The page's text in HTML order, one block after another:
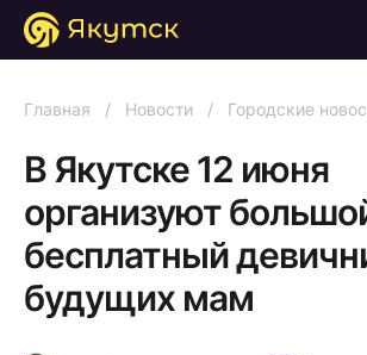
Главная / Новости / Городские
В Якутске 12 июня
организуют
бесплатный
будущих мам